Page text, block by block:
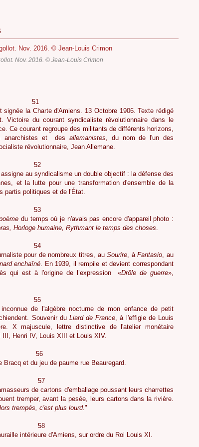
Nov. 2016. © Jean-Louis Crimon
la Charte d'Amiens. 13 Octobre 1906. Texte rédigé
Victoire du courant syndicaliste révolutionnaire dans le
Ce courant regroupe des militants de différents horizons,
anarchistes et desallemanistes, du nom de l'un des
révolutionnaire, Jean Allemane.
au syndicalisme un double objectif : la défense des
et la lutte pour une transformation d'ensemble de la
partis politiques et de l'État.
du temps où je n'avais pas encore d'appareil photo :
Horloge humaine, Rythmant le temps des choses.
pour de nombreux titres, auSourire, àFantasio, au
enchaîné. En 1939, il rempile et devient correspondant
qui est à l'origine de l’expression «Drôle de guerre»,
de l'algèbre nocturne de mon enfance de petit
Souvenir du Liard de France, à l'effigie de Louis
X majuscule, lettre distinctive de l'atelier monétaire
Henri IV, Louis XIII et Louis XIV.
et du jeu de paume rue Beauregard.
de cartons d'emballage poussant leurs charrettes
tremper, avant la pesée, leurs cartons dans la rivière.
trempés, c'est plus lourd."
intérieure d'Amiens, sur ordre du Roi Louis XI.